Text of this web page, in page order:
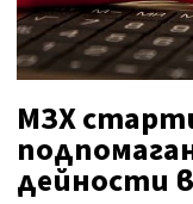
МЗХ
дейности